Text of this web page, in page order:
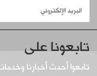
تابعونا على
تابعوا أحدث أخبارنا